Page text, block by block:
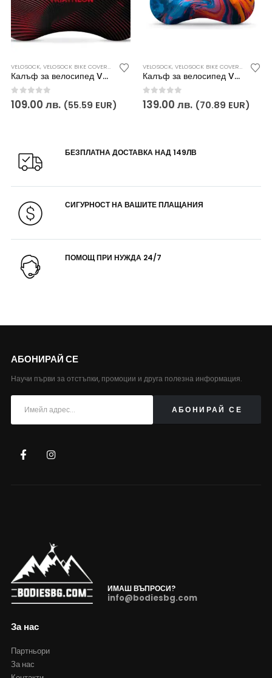
SCICONЗА ВЕЛОСИПЕД VELOSOCK
VELOSOCK,VELOSOCK BIKE COVERS ПРОТЕКТОРИ ЗА ВЕЛОСИПЕД VELOSOCK
Калъф за велосипед VELOSOCK -TRIATHLON SERIES NEON RED
0out of 5
109.00лв. (55.59 EUR)
VELOSOCK, VELOSOCK BIKE COVERS
Калъф за велосипед VELOSOCK – SPECTRUM
0out of 5
139.00 лв. (70.89 EUR)
БЕЗПЛАТНА ДОСТАВКА НАД 149ЛВ
СИГУРНОСТ НА ВАШИТЕ ПЛАЩАНИЯ
ПОМОЩ ПРИ НУЖДА 24/7
АБОНИРАЙ СЕ
Научи първи за отстъпки, промоции и друга полезна информация.
ИМАШ ВЪПРОСИ?
info@bodiesbg.com
За нас
Партньори
За нас